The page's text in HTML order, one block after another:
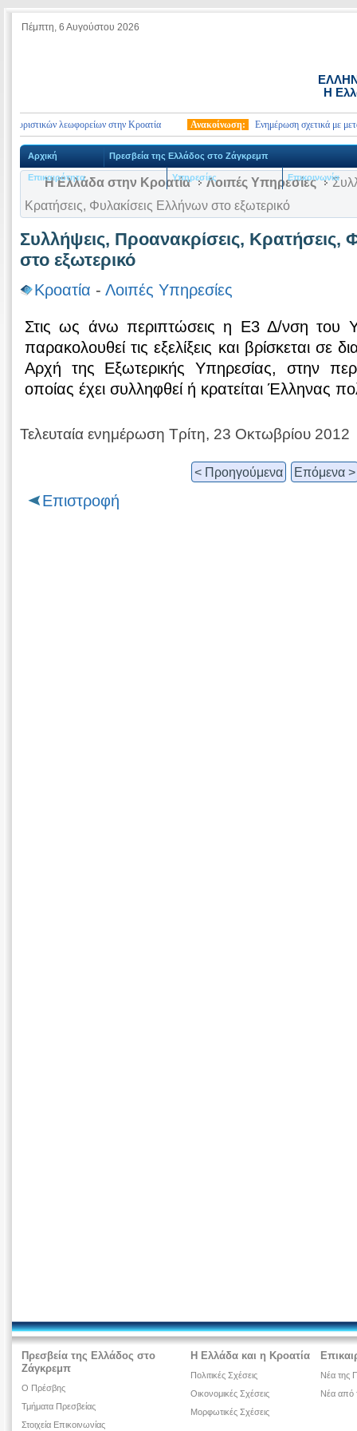
Πέμπτη, 6 Αυγούστου 2026
Η
λεωφορείων στην Κροατία Ανακοίνωση: Ενημέρωση σχετικά με
Αρχική Πρεσβεία της Ελλάδος στο Ζάγκρεμπ
Επικαιρότητα Υπηρεσίες Επικοινωνία
Η Ελλάδα στην Κροατία Λοιπές Υπηρεσίες
Κρατήσεις, Φυλακίσεις Ελλήνων στο εξωτερικό
Συλλήψεις, Προανακρίσεις, Κρατήσεις,
στο εξωτερικό
Κροατία - Λοιπές Υπηρεσίες
Στις ως άνω περιπτώσεις η Ε3 Δ/νση του
παρακολουθεί τις εξελίξεις και βρίσκεται σε
Αρχή της Εξωτερικής Υπηρεσίας, στην
οποίας έχει συλληφθεί ή κρατείται Έλληνας
Τελευταία ενημέρωση Τρίτη, 23 Οκτωβρίου 2012
< Προηγούμενα Επόμενα >
Επιστροφή
Πρεσβεία της Ελλάδος στο
Ζάγκρεμπ
Ο Πρέσβης
Τμήματα Πρεσβείας
Στοιχεία Επικοινωνίας
Η Ελλάδα και η Κροατία
Πολιτικές Σχέσεις
Οικονομικές Σχέσεις
Μορφωτικές Σχέσεις
Νέα της
Νέα από